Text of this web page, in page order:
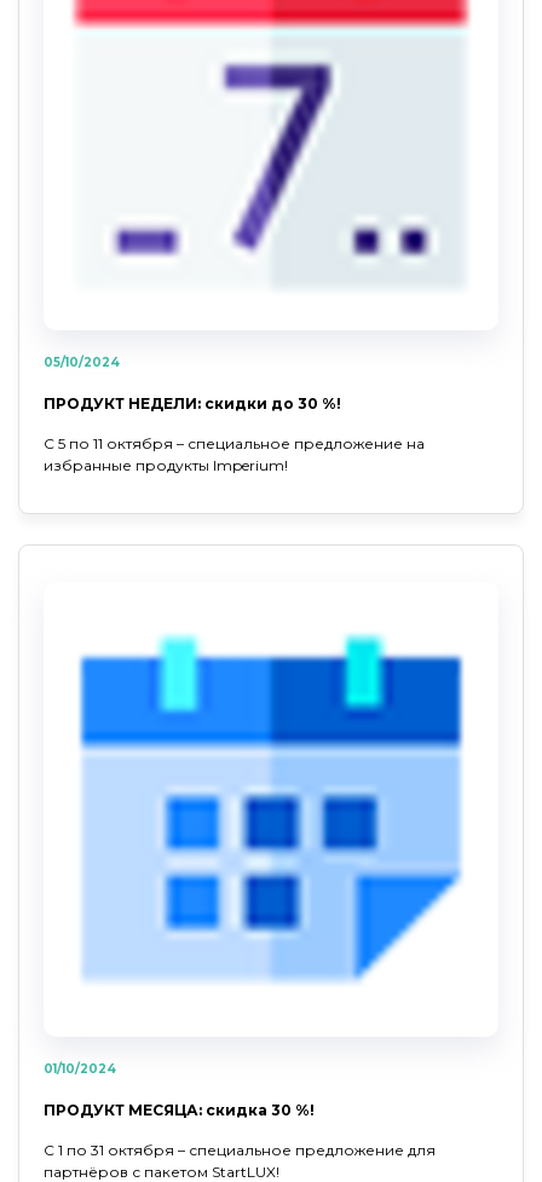
05/10/2024
ПРОДУКТ НЕДЕЛИ: скидки до 30 %!
С 5 по 11 октября – специальное предложение на
избранные продукты Imperium!
01/10/2024
ПРОДУКТ МЕСЯЦА: скидка 30 %!
С 1 по 31 октября – специальное предложение для
партнёров с пакетом StartLUX!